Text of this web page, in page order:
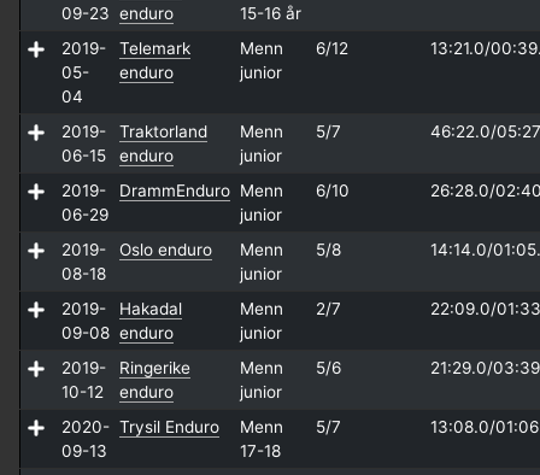
09-23 enduro
15-16 år
2019-
05-
04
Telemark
enduro
Menn
junior
6/12 13:21.0/
2019-
06-15
Traktorland
enduro
Menn
junior
5/7 46:22.0/
2019-
06-29
DrammEnduro Menn
junior
6/10 26:28.0/
2019-
08-18
Oslo enduro
Menn
junior
5/8 14:14.0/
2019-
09-08
Hakadal
enduro
Menn
junior
2/7 22:09.0/
2019-
10-12
Ringerike
enduro
Menn
junior
5/6 21:29.0/
2020-
09-13
Trysil Enduro
Menn
17-18
5/7 13:08.0/